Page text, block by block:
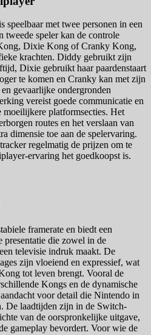
speelbaar met twee personen in een
tweede speler kan de controle
Dixie Kong of Cranky Kong,
krachten. Diddy gebruikt zijn
Dixie gebruikt haar paardenstaart
te komen en Cranky kan met zijn
gevaarlijke ondergronden
vereist goede communicatie en
platformsecties. Het
routes en het verslaan van
dimensie toe aan de spelervaring.
regelmatig de prijzen om te
ervaring het goedkoopst is.
framerate en biedt een
presentatie die zowel in de
televisie indruk maakt. De
zijn vloeiend en expressief, wat
tot leven brengt. Vooral de
Kongs en de dynamische
voor detail die Nintendo in
De laadtijden zijn in de Switch-
van de oorspronkelijke uitgave,
gameplay bevordert. Voor wie de